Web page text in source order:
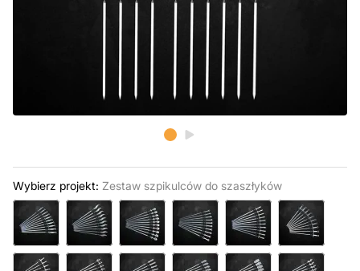
Wybierz projekt: Zestaw szpikulców do szaszłyków